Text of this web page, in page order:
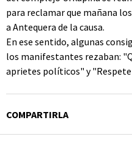
para reclamar que mañana
a Antequera de la causa.
En ese sentido, algunas
los manifestantes rezaban:
aprietes políticos" y
COMPARTIRLA